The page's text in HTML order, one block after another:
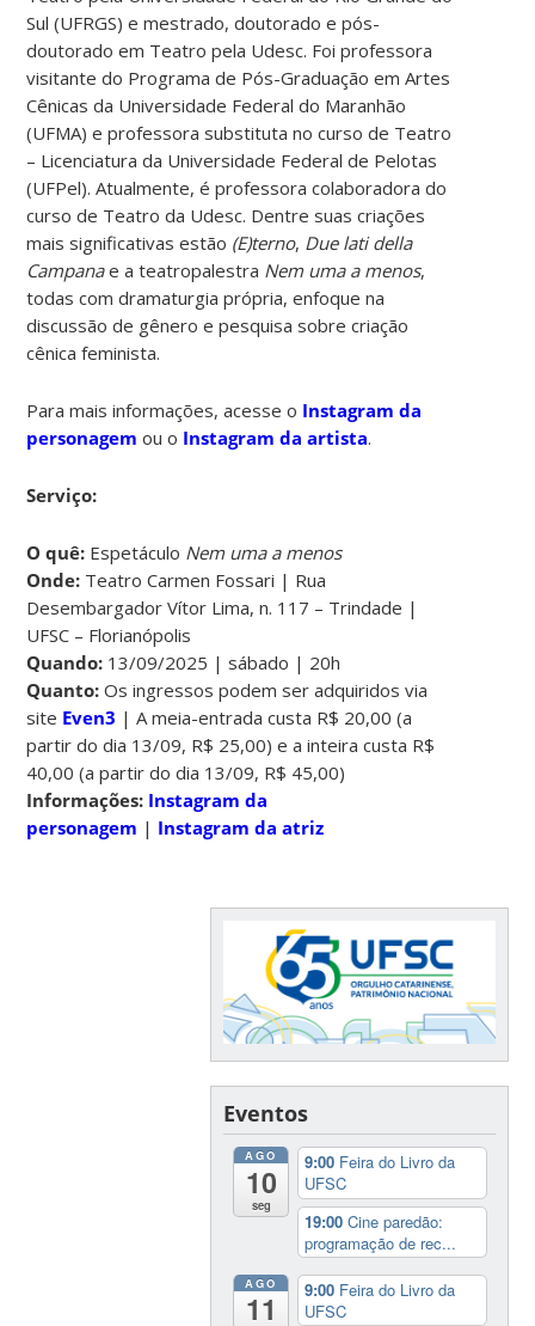
Sul (UFRGS) e mestrado, doutorado e pós-
doutorado em Teatro pela Udesc. Foi professora
visitante do Programa de Pós-Graduação em Artes
Cênicas da Universidade Federal do Maranhão
(UFMA) e professora substituta no curso de Teatro
– Licenciatura da Universidade Federal de Pelotas
(UFPel). Atualmente, é professora colaboradora do
curso de Teatro da Udesc. Dentre suas criações
mais significativas estão (E)terno, Due lati della
Campanae a teatropalestra Nem uma a menos,
todas com dramaturgia própria, enfoque na
discussão de gênero e pesquisa sobre criação
cênica feminista.
Para mais informações, acesse o Instagram da
personagem ou o Instagram da artista.
Serviço:
O quê: Espetáculo Nem uma a menos
Onde: Teatro Carmen Fossari | Rua
Desembargador Vítor Lima, n. 117 – Trindade |
UFSC – Florianópolis
Quando: 13/09/2025 | sábado | 20h
Quanto: Os ingressos podem ser adquiridos via
site Even3 | A meia-entrada custa R$ 20,00 (a
partir do dia 13/09, R$ 25,00) e a inteira custa R$
40,00 (a partir do dia 13/09, R$ 45,00)
Informações: Instagram da
personagem | Instagram da atriz
Eventos
AGO
10
seg
9:00 Feira do Livro da
UFSC
19:00Cine paredão:
programação de rec...
AGO
11
9:00 Feira do Livro da
UFSC